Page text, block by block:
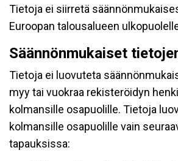
Tietoja ei siirretä
Euroopan talousalueen
Säännönmukaiset
Tietoja ei luovuteta
myy tai vuokraa rekisteröidyn
kolmansille osapuolille. Tietoja
kolmansille osapuolille vain
tapauksissa: